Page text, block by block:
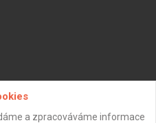
a zpracováváme informace